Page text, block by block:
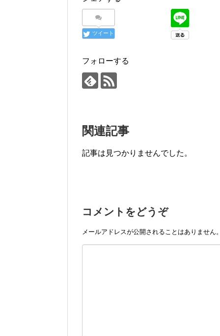
ツイート
フォローする
関連記事
記事は見つかりませんでした。
コメントをどうぞ
メールアドレスが公開されることはありません。